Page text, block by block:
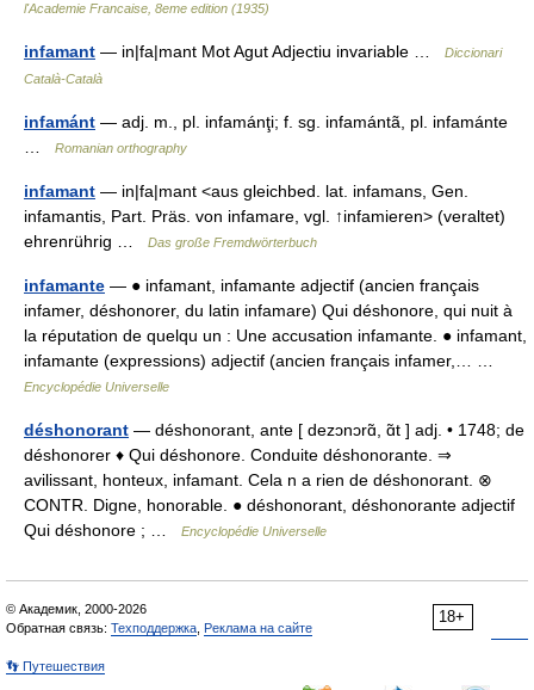
l'Academie Francaise, 8eme edition (1935)
infamant — in|fa|mant Mot Agut Adjectiu invariable …
Diccionari
Català-Català
infamánt — adj. m., pl. infamánţi; f. sg. infamántã, pl. infamánte
Romanian orthography
infamant — in|fa|mant <aus gleichbed. lat. infamans, Gen.
infamantis, Part. Präs. von infamare, vgl. ↑infamieren> (veraltet)
ehrenrührig …
Das große Fremdwörterbuch
infamante — ● infamant, infamante adjectif (ancien français
infamer, déshonorer, du latin infamare) Qui déshonore, qui nuit à
la réputation de quelqu un : Une accusation infamante. ● infamant,
infamante (expressions) adjectif (ancien français infamer,… …
Encyclopédie Universelle
déshonorant — déshonorant, ante [ dezɔnɔrɑ̃, ɑ̃t ] adj. • 1748; de
déshonorer ♦ Qui déshonore. Conduite déshonorante. ⇒
avilissant, honteux, infamant. Cela n a rien de déshonorant. ⊗
CONTR. Digne, honorable. ● déshonorant, déshonorante adjectif
Qui déshonore ; …
Encyclopédie Universelle
18+
© Академик, 2000-2026
Обратная связь: Техподдержка Реклама на сайте
👣 Путешествия